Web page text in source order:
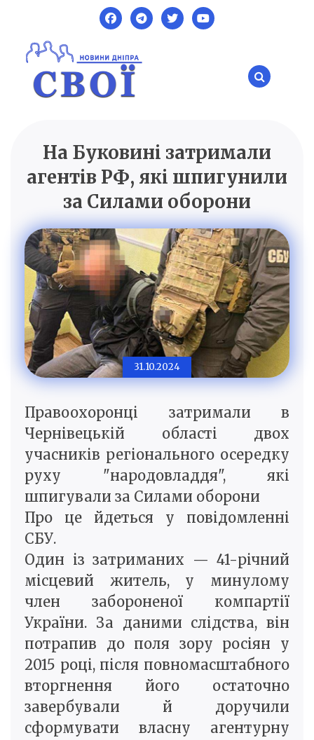
content
SVOI.DP.UA
Новини Дніпра
На Буковині затримали
агентів РФ, які шпигунили
за Силами оборони
31.10.2024
Правоохоронці затримали в
Чернівецькій області двох
учасників регіонального осередку
руху "народовладдя", які
шпигували за Силами оборони
Про це йдеться у повідомленні
СБУ.
Один із затриманих — 41-річний
місцевий житель, у минулому
член забороненої компартії
України. За даними слідства, він
потрапив до поля зору росіян у
2015 році, після повномасштабного
вторгнення його остаточно
завербували й доручили
сформувати власну агентурну